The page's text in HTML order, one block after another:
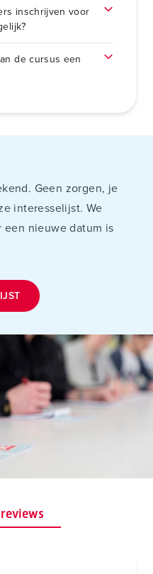
inschrijven voor
de cursus een
Geen zorgen, je
interesselijst. We
nieuwe datum is
Cursisten reviews